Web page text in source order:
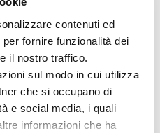
contenuti ed
per fornire funzionalità dei
il nostro traffico.
sul modo in cui utilizza
che si occupano di
e social media, i quali
informazioni che ha
GRATUITA
la suddivisione per
colore